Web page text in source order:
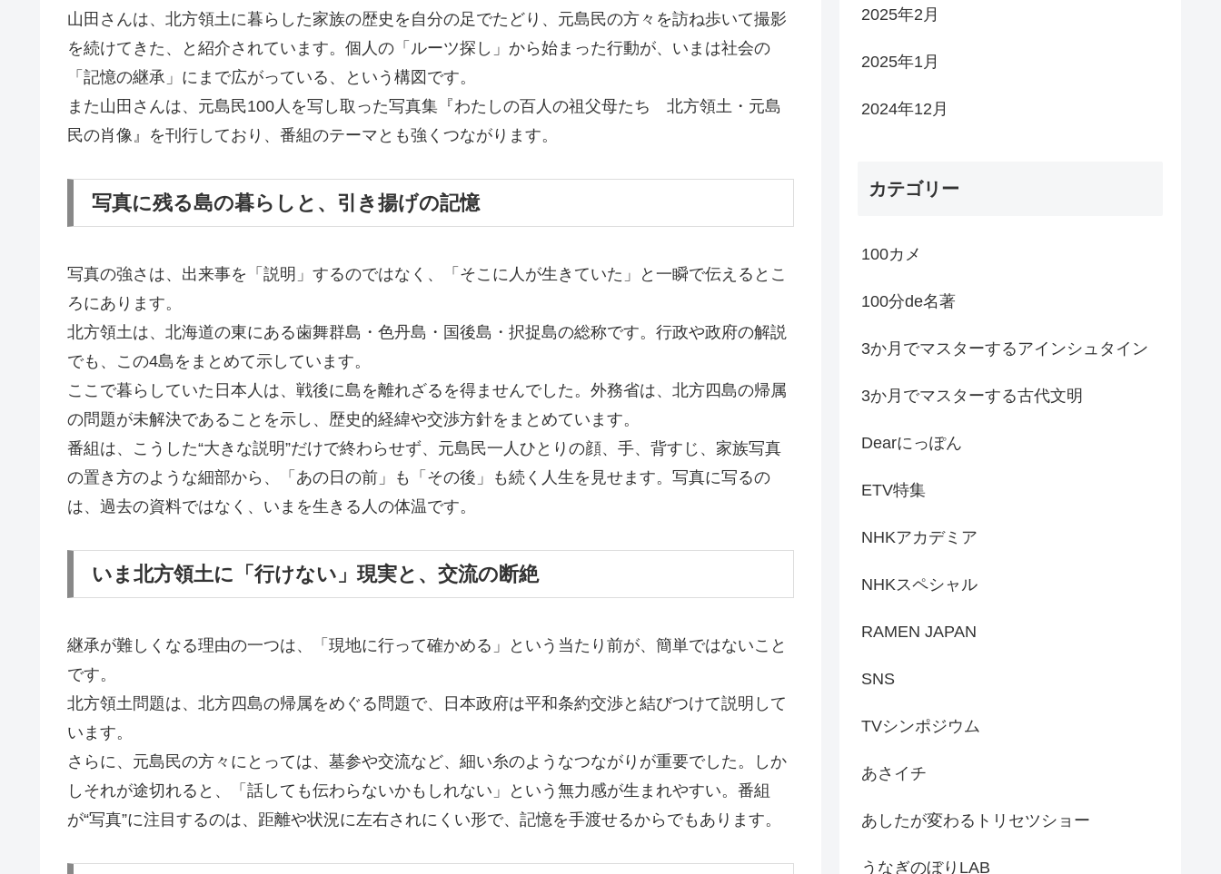
山田さんは、北方領土に暮らした家族の歴史を自分の足でたどり、元島民の方々を訪ね歩いて撮影
を続けてきた、と紹介されています。個人の「ルーツ探し」から始まった行動が、いまは社会の
「記憶の継承」にまで広がっている、という構図です。
また山田さんは、元島民100人を写し取った写真集『わたしの百人の祖父母たち 北方領土・元島
民の肖像』を刊行しており、番組のテーマとも強くつながります。
写真に残る島の暮らしと、引き揚げの記憶
写真の強さは、出来事を「説明」するのではなく、「そこに人が生きていた」と一瞬で伝えるとこ
ろにあります。
北方領土は、北海道の東にある歯舞群島・色丹島・国後島・択捉島の総称です。行政や政府の解説
でも、この4島をまとめて示しています。
ここで暮らしていた日本人は、戦後に島を離れざるを得ませんでした。外務省は、北方四島の帰属
の問題が未解決であることを示し、歴史的経緯や交渉方針をまとめています。
番組は、こうした“大きな説明”だけで終わらせず、元島民一人ひとりの顔、手、背すじ、家族写真
の置き方のような細部から、「あの日の前」も「その後」も続く人生を見せます。写真に写るの
は、過去の資料ではなく、いまを生きる人の体温です。
いま北方領土に「行けない」現実と、交流の断絶
継承が難しくなる理由の一つは、「現地に行って確かめる」という当たり前が、簡単ではないこと
です。
北方領土問題は、北方四島の帰属をめぐる問題で、日本政府は平和条約交渉と結びつけて説明して
います。
さらに、元島民の方々にとっては、墓参や交流など、細い糸のようなつながりが重要でした。しか
しそれが途切れると、「話しても伝わらないかもしれない」という無力感が生まれやすい。番組
が“写真”に注目するのは、距離や状況に左右されにくい形で、記憶を手渡せるからでもあります。
2025年2月
2025年1月
2024年12月
カテゴリー
100カメ
100分de名著
3か月でマスターするアインシュタイン
3か月でマスターする古代文明
Dearにっぽん
ETV特集
NHKアカデミア
NHKスペシャル
RAMEN JAPAN
SNS
TVシンポジウム
あさイチ
あしたが変わるトリセツショー
うなぎのぼりLAB